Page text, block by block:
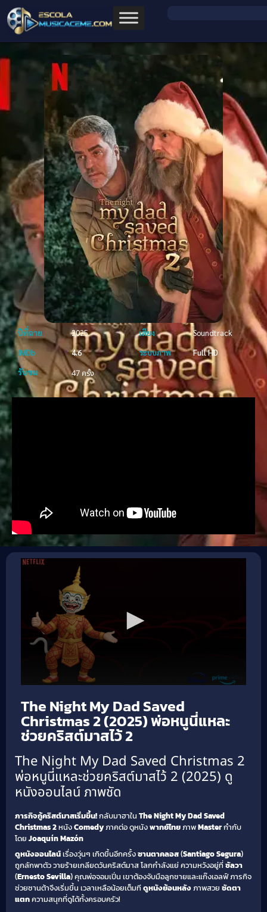
ปีที่ฉาย 2025 เสียง
Soundtrack
IMDb
4.6 ระบบภาพ
Full HD
รับชม
47 ครั้ง
The Night My Dad Saved
Christmas 2 (2025) พ่อหนูนี่แหละ
ช่วยคริสต์มาสไว้ 2
The Night My Dad Saved Christmas 2
พ่อหนูนี่แหละช่วยคริสต์มาสไว้ 2 (2025) ดู
หนังออนไลน์ ภาพชัด
ภารกิจกู้คริสต์มาสเริ่มขึ้น!กลับมาฮาใน The Night My Dad Saved
Christmas 2หนังComedyภาคต่อ ดูหนังพากย์ไทยภาพMasterกำกับ
โดย Joaquín Mazón
ดูหนังออนไลน์เรื่องวุ่นๆ เกิดขึ้นอีกครั้งซานตาคลอส(Santiago Segura)
ถูกลักพาตัว วายร้ายเกลียดวันคริสต์มาส โลกกำลังแย่ ความหวังอยู่ที่ซัลวา
(Ernesto Sevilla) คุณพ่อจอมเปิ่น เขาต้องจับมือลูกชายและแก๊งเอลฟ์ ภารกิจ
ช่วยซานต้าจึงเริ่มขึ้น เวลาเหลือน้อยเต็มทีดูหนังย้อนหลังภาพสวย ชัดตา
แตกความสนุกที่ดูได้ทั้งครอบครัว!